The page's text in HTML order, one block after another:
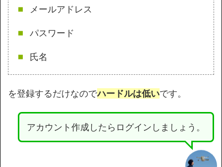
メールアドレス
パスワード
氏名
を登録するだけなのでハードルは低いです。
アカウント作成したらログインしましょう。